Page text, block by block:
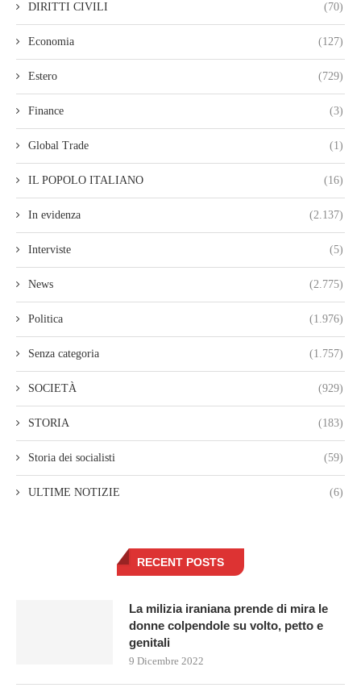
DIRITTI CIVILI (70)
Economia (127)
Estero (729)
Finance (3)
Global Trade (1)
IL POPOLO ITALIANO (16)
In evidenza (2.137)
Interviste (5)
News (2.775)
Politica (1.976)
Senza categoria (1.757)
SOCIETÀ (929)
STORIA (183)
Storia dei socialisti (59)
ULTIME NOTIZIE (6)
RECENT POSTS
La milizia iraniana prende di mira le
donne colpendole su volto, petto e
genitali
9 Dicembre 2022